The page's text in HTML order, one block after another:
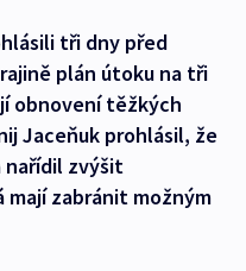
tři dny před
plán útoku na tři
obnovení těžkých
Jaceňuk prohlásil, že
nařídil zvýšit
zabránit možným